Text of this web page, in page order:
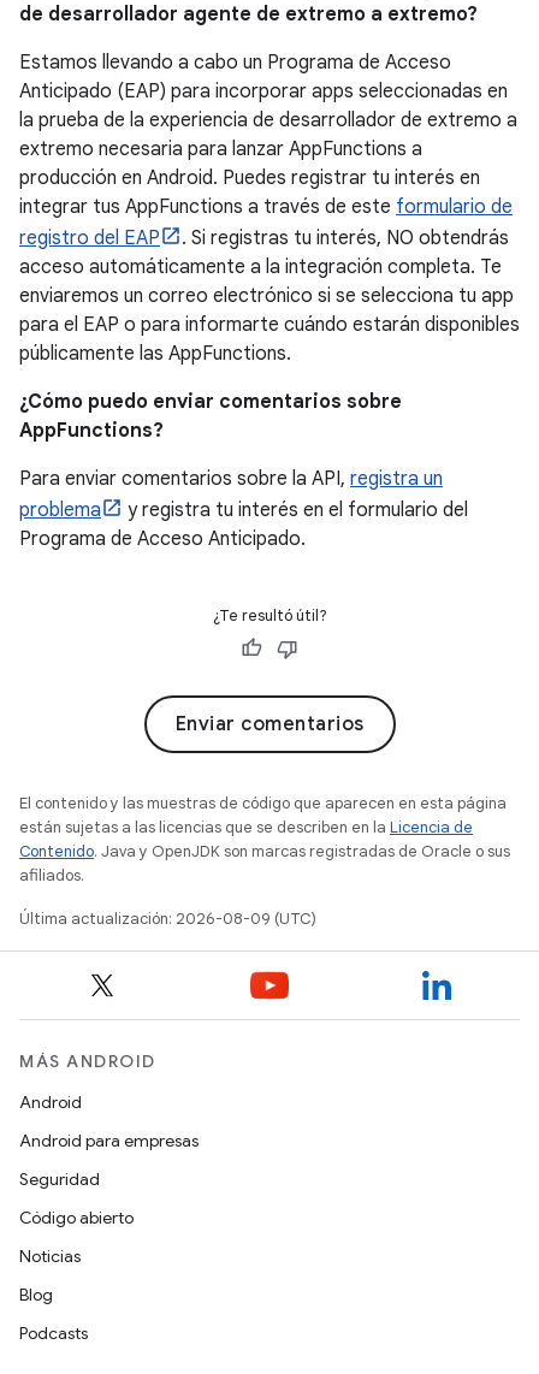
de desarrollador agente de extremo a extremo?
Estamos llevando a cabo un Programa de Acceso
Anticipado (EAP) para incorporar apps seleccionadas en
la prueba de la experiencia de desarrollador de extremo a
extremo necesaria para lanzar AppFunctions a
producción en Android. Puedes registrar tu interés en
integrar tus AppFunctions a través de este formulario de
registro del EAP
. Si registras tu interés, NO obtendrás
acceso automáticamente a la integración completa. Te
enviaremos un correo electrónico si se selecciona tu app
para el EAP o para informarte cuándo estarán disponibles
públicamente las AppFunctions.
¿Cómo puedo enviar comentarios sobre
AppFunctions?
Para enviar comentarios sobre la API, registra un
problema
y registra tu interés en el formulario del
Programa de Acceso Anticipado.
¿Te resultó útil?
Enviar comentarios
El contenido y las muestras de código que aparecen en esta página
están sujetas a las licencias que se describen en la Licencia de
Contenido. Java y OpenJDK son marcas registradas de Oracle o sus
afiliados.
Última actualización: 2026-08-09 (UTC)
MÁS ANDROID
Android
Android para empresas
Seguridad
Código abierto
Noticias
Blog
Podcasts